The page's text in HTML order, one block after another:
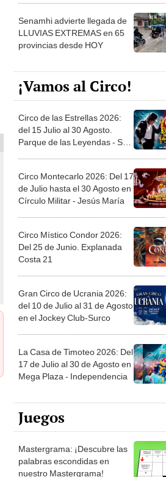
¡Vamos al Circo!
Parque de las Leyendas - San
Miguel
Circo Montecarlo 2026: Del 17
de Julio hasta el 30 Agosto en
Círculo Militar - Jesús María
Circo Místico Condor 2026:
Del 25 de Junio. Explanada
Costa 21
Gran Circo de Ucrania 2026:
del 10 de Julio al 31 de Agosto
en el Jockey Club-Surco
La Casa de Timoteo 2026: Del
17 de Julio al 30 de Agosto en
Mega Plaza - Independencia
Juegos
nuestro Mastergrama!
Solitario: El legendario juego
de cartas que nunca pasa de
moda. Organiza el mazo y